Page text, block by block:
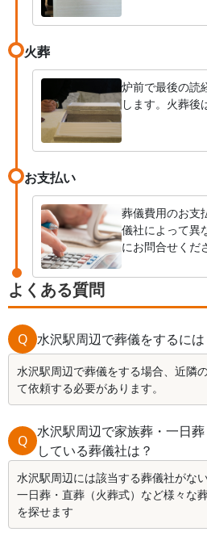
火葬
炉前で最後の読
します。火葬後
お支払い
葬儀費用のお支
儀社によって異
にお問合せくだ
よくある質問
Q 水沢駅周辺で葬儀をするには
水沢駅周辺で葬儀をする場合、近隣
て依頼する必要があります。
Q
水沢駅周辺で家族葬・一日
している葬儀社は？
水沢駅周辺には該当する葬儀社がない
一日葬・直葬（火葬式）など様々な
を探せます